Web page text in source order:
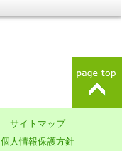
サイトマップ
個人情報保護方針